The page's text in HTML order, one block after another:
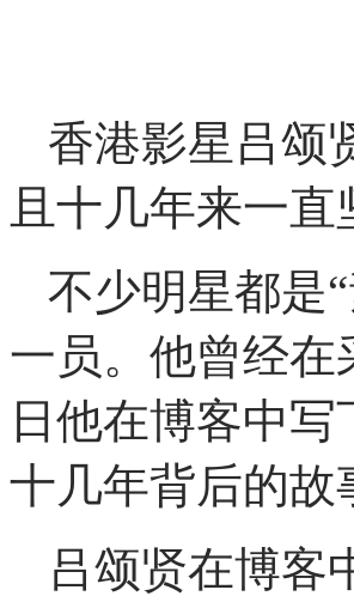
香港影星吕颂
且十几年来一
不少明星都是
一员。他曾经
日他在博客中
十几年背后的故
吕颂贤在博客